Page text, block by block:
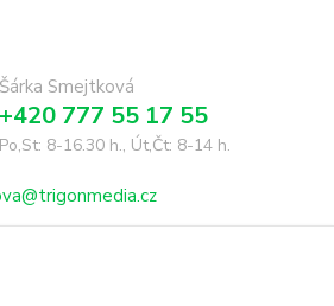
Šárka Smejtková
+420 777 55 17 55
Po,St: 8-16.30 h., Út,Čt: 8-14 h.